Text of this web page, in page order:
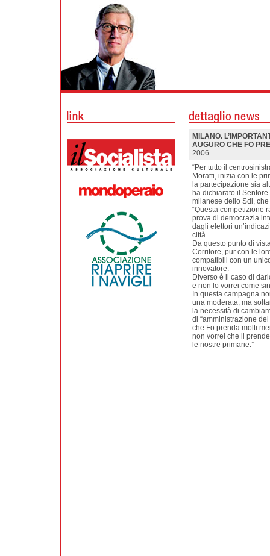
MILANO.
AUGURO CHE FO
2006
“Per tutto il
Moratti, inizia con le
la partecipazione sia
ha dichiarato il
milanese dello Sdi,
“Questa competizione
prova di democrazia
dagli elettori
città.
Da questo punto di
Corritore, pur con le
compatibili con un
innovatore.
Diverso è il caso di
e non lo vorrei come
In questa campagna
una moderata, ma
la necessità di
di “amministrazione
che Fo prenda molti
non vorrei che li
le nostre primarie.”